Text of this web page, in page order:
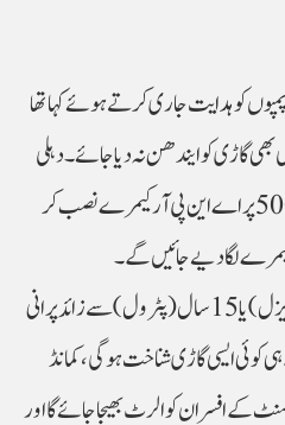
کو ہدایت جاری کرتے ہوئے کہا تھا
بھی گاڑی کو ایندھن نہ دیا جائے۔ دہلی
کے 520 ایندھن مراکز میں سے 500 پر اے این پی آرکیمرے نصب کر
ان کیمروں کے ذریعے 10 سال (ڈیزل) یا 15 سال (پٹرول) سے زائد پرانی
کوئی ایسی گاڑی شناخت ہوگی، کمانڈ
کے افسران کو الرٹ بھیجا جائے گا اور